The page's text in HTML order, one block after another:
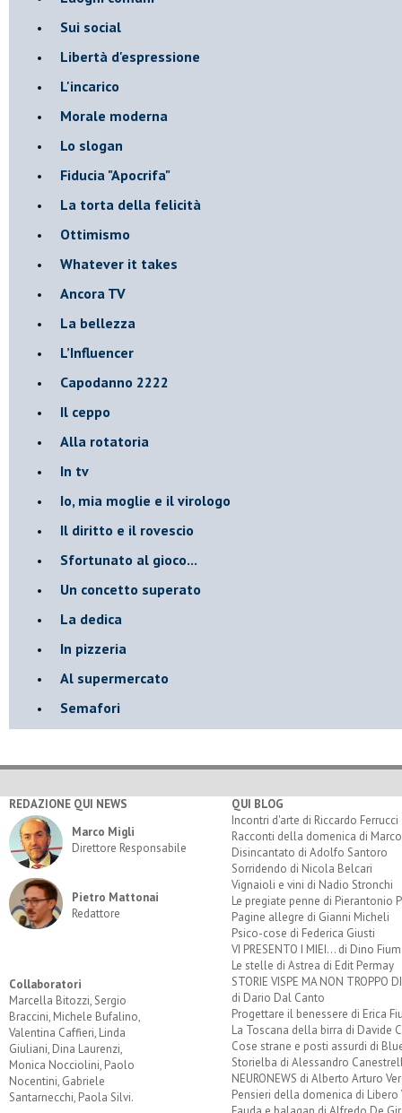
Sui social
Libertà d'espressione
L'incarico
Morale moderna
Lo slogan
Fiducia "Apocrifa"
La torta della felicità
Ottimismo
Whatever it takes
Ancora TV
La bellezza
L’Influencer
​Capodanno 2222
Il ceppo
Alla rotatoria
In tv
Io, mia moglie e il virologo
Il diritto e il rovescio
Sfortunato al gioco...
Un concetto superato
La dedica
In pizzeria
Al supermercato
Semafori
REDAZIONE QUI NEWS
Marco Migli
Direttore Responsabile
Pietro Mattonai
Redattore
Collaboratori
Marcella Bitozzi, Sergio
Braccini, Michele Bufalino,
Valentina Caffieri, Linda
Giuliani, Dina Laurenzi,
Monica Nocciolini, Paolo
Nocentini, Gabriele
Santarnecchi, Paola Silvi.
QUI BLOG
Incontri d'arte di Riccardo Ferrucci
Racconti della domenica di
Disincantato di Adolfo Santoro
Sorridendo di Nicola Belcari
Vignaioli e vini di Nadio Stronchi
Le pregiate penne di Pierantonio
Pagine allegre di Gianni Micheli
Psico-cose di Federica Giusti
VI PRESENTO I MIEI... di Dino
Le stelle di Astrea di Edit Permay
STORIE VISPE MA NON TROPPO
di Dario Dal Canto
Progettare il benessere di Erica
La Toscana della birra di Davide
Cose strane e posti assurdi di
Storielba di Alessandro
NEURONEWS di Alberto Arturo
Pensieri della domenica di Libero